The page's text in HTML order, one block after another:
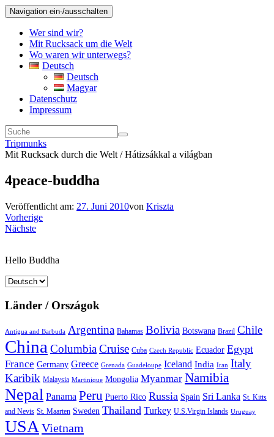
Navigation ein-/ausschalten
Wer sind wir?
Mit Rucksack um die Welt
Wo waren wir unterwegs?
Deutsch
Deutsch
Magyar
Datenschutz
Impressum
Tripmunks
Mit Rucksack durch die Welt / Hátizsákkal a világban
4peace-buddha
Veröffentlicht am: 27. Juni 2010von Kriszta
Vorherige
Nächste
Hello Buddha
Sprache
Länder / Országok
Antigua and Barbuda Argentina Bahamas Bolivia Botswana Brazil Chile
China ColumbiaCruise Cuba Czech Republic Ecuador Egypt
France Germany Greece Grenada Guadeloupe Iceland India Iran Italy
Karibik Malaysia Martinique Mongolia Myanmar Namibia
Nepal Panama Peru Puerto Rico Russia Spain Sri Lanka St. Kitts
and Nevis St. Maarten Sweden Thailand Turkey U.S.Virgin Islands Uruguay
USAVietnam